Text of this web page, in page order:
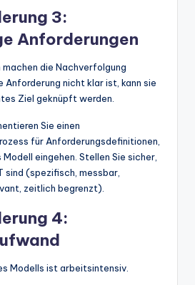
3:
Anforderungen
die Nachverfolgung
Anforderung nicht klar ist, kann sie
Ziel geknüpft werden.
Sie einen
für Anforderungsdefinitionen,
eingehen. Stellen Sie sicher,
sind (spezifisch, messbar,
zeitlich begrenzt).
4:
Modells ist arbeitsintensiv.